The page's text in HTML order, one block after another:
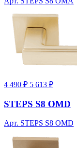
4 490 ₽ 5 613 ₽
STEPS S8 OMD
Арт. STEPS S8 OMD